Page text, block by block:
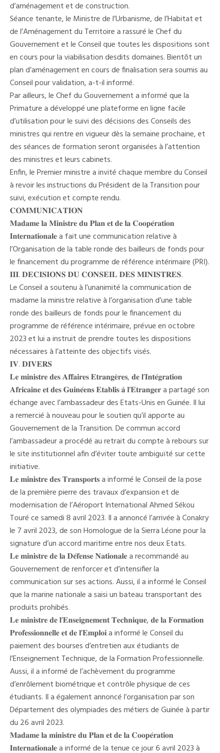
d’aménagement et de construction.
Séance tenante, le Ministre de l’Urbanisme, de l’Habitat et
de l’Aménagement du Territoire a rassuré le Chef du
Gouvernement et le Conseil que toutes les dispositions sont
en cours pour la viabilisation desdits domaines. Bientôt un
plan d’aménagement en cours de finalisation sera soumis au
Conseil pour validation, a-t-il informé.
Par ailleurs, le Chef du Gouvernement a informé que la
Primature a développé une plateforme en ligne facile
d’utilisation pour le suivi des décisions des Conseils des
ministres qui rentre en vigueur dès la semaine prochaine, et
des séances de formation seront organisées à l’attention
des ministres et leurs cabinets.
Enfin, le Premier ministre a invité chaque membre du Conseil
à revoir les instructions du Président de la Transition pour
suivi, exécution et compte rendu.
𝐂𝐎𝐌𝐌𝐔𝐍𝐈𝐂𝐀𝐓𝐈𝐎𝐍
𝐌𝐚𝐝𝐚𝐦𝐞 𝐥𝐚 𝐌𝐢𝐧𝐢𝐬𝐭𝐫𝐞 𝐝𝐮 𝐏𝐥𝐚𝐧 𝐞𝐭 𝐝𝐞 𝐥𝐚 𝐂𝐨𝐨𝐩𝐞́𝐫𝐚𝐭𝐢𝐨𝐧
𝐈𝐧𝐭𝐞𝐫𝐧𝐚𝐭𝐢𝐨𝐧𝐚𝐥𝐞 a fait une communication relative à
l’Organisation de la table ronde des bailleurs de fonds pour
le financement du programme de référence intérimaire (PRI).
𝐈𝐈𝐈. 𝐃𝐄𝐂𝐈𝐒𝐈𝐎𝐍𝐒 𝐃𝐔 𝐂𝐎𝐍𝐒𝐄𝐈𝐋 𝐃𝐄𝐒 𝐌𝐈𝐍𝐈𝐒𝐓𝐑𝐄𝐒.
Le Conseil a soutenu à l’unanimité la communication de
madame la ministre relative à l’organisation d’une table
ronde des bailleurs de fonds pour le financement du
programme de référence intérimaire, prévue en octobre
2023 et lui a instruit de prendre toutes les dispositions
nécessaires à l’atteinte des objectifs visés.
𝐈𝐕. 𝐃𝐈𝐕𝐄𝐑𝐒
𝐋𝐞 𝐦𝐢𝐧𝐢𝐬𝐭𝐫𝐞 𝐝𝐞𝐬 𝐀𝐟𝐟𝐚𝐢𝐫𝐞𝐬 𝐄𝐭𝐫𝐚𝐧𝐠𝐞̀𝐫𝐞𝐬, 𝐝𝐞 𝐥’𝐈𝐧𝐭𝐞́𝐠𝐫𝐚𝐭𝐢𝐨𝐧
𝐀𝐟𝐫𝐢𝐜𝐚𝐢𝐧𝐞 𝐞𝐭 𝐝𝐞𝐬 𝐆𝐮𝐢𝐧𝐞́𝐞𝐧𝐬 𝐄𝐭𝐚𝐛𝐥𝐢𝐬 𝐚̀ 𝐥’𝐄𝐭𝐫𝐚𝐧𝐠𝐞𝐫 a partagé son
échange avec l’ambassadeur des Etats-Unis en Guinée. Il lui
a remercié à nouveau pour le soutien qu’il apporte au
Gouvernement de la Transition. De commun accord
l’ambassadeur a procédé au retrait du compte à rebours sur
le site institutionnel afin d’éviter toute ambiguïté sur cette
initiative.
𝐋𝐞 𝐦𝐢𝐧𝐢𝐬𝐭𝐫𝐞 𝐝𝐞𝐬 𝐓𝐫𝐚𝐧𝐬𝐩𝐨𝐫𝐭𝐬 a informé le Conseil de la pose
de la première pierre des travaux d’expansion et de
modernisation de l’Aéroport International Ahmed Sékou
Touré ce samedi 8 avril 2023. Il a annoncé l’arrivée à Conakry
le 7 avril 2023, de son Homologue de la Sierra Léone pour la
signature d’un accord maritime entre nos deux Etats.
𝐋𝐞 𝐦𝐢𝐧𝐢𝐬𝐭𝐫𝐞 𝐝𝐞 𝐥𝐚 𝐃𝐞́𝐟𝐞𝐧𝐬𝐞 𝐍𝐚𝐭𝐢𝐨𝐧𝐚𝐥𝐞 a recommandé au
Gouvernement de renforcer et d’intensifier la
communication sur ses actions. Aussi, il a informé le Conseil
que la marine nationale a saisi un bateau transportant des
produits prohibés.
𝐋𝐞 𝐦𝐢𝐧𝐢𝐬𝐭𝐫𝐞 𝐝𝐞 𝐥’𝐄𝐧𝐬𝐞𝐢𝐠𝐧𝐞𝐦𝐞𝐧𝐭 𝐓𝐞𝐜𝐡𝐧𝐢𝐪𝐮𝐞, 𝐝𝐞 𝐥𝐚 𝐅𝐨𝐫𝐦𝐚𝐭𝐢𝐨𝐧
𝐏𝐫𝐨𝐟𝐞𝐬𝐬𝐢𝐨𝐧𝐧𝐞𝐥𝐥𝐞 𝐞𝐭 𝐝𝐞 𝐥’𝐄𝐦𝐩𝐥𝐨𝐢 a informé le Conseil du
paiement des bourses d’entretien aux étudiants de
l’Enseignement Technique, de la Formation Professionnelle.
Aussi, il a informé de l’achèvement du programme
d’enrôlement biométrique et contrôle physique de ces
étudiants. Il a également annoncé l’organisation par son
Département des olympiades des métiers de Guinée à partir
du 26 avril 2023.
𝐌𝐚𝐝𝐚𝐦𝐞 𝐥𝐚 𝐦𝐢𝐧𝐢𝐬𝐭𝐫𝐞 𝐝𝐮 𝐏𝐥𝐚𝐧 𝐞𝐭 𝐝𝐞 𝐥𝐚 𝐂𝐨𝐨𝐩𝐞́𝐫𝐚𝐭𝐢𝐨𝐧
𝐈𝐧𝐭𝐞𝐫𝐧𝐚𝐭𝐢𝐨𝐧𝐚𝐥𝐞 a informé de la tenue ce jour 6 avril 2023 à